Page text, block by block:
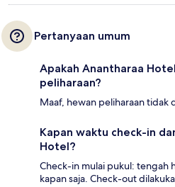
Pertanyaan umum
Apakah Anantharaa
peliharaan?
Maaf, hewan peliharaan tidak
Kapan waktu check-in
Hotel?
Check-in mulai pukul: tengah
kapan saja. Check-out